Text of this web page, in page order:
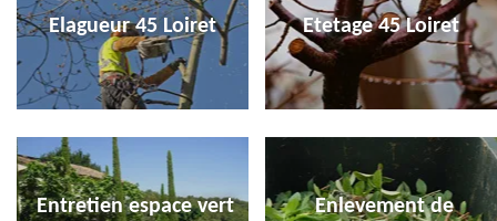
Elagueur 45 Loiret Etetage 45 Loiret
Entretien espace vert
Enlevement de